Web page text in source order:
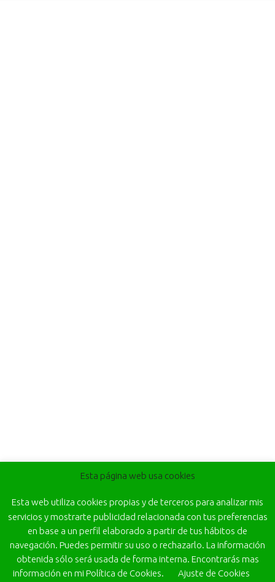
Esta página web usa cookies
Esta web utiliza cookies propias y de terceros para analizar mis
servicios y mostrarte publicidad relacionada con tus preferencias
en base a un perfil elaborado a partir de tus hábitos de
navegación. Puedes permitir su uso o rechazarlo. La información
obtenida sólo será usada de forma interna. Encontrarás mas
información en mi Política de Cookies.
Ajuste de Cookies